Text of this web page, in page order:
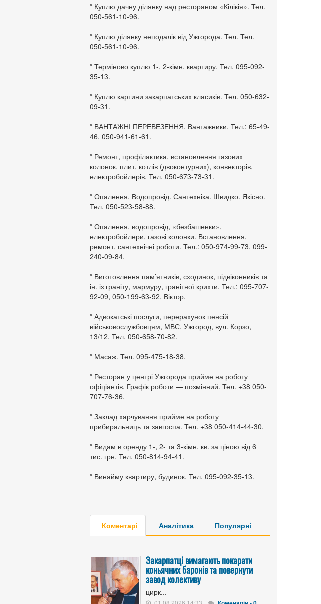
* Куплю дачну ділянку над рестораном «Кілікія». Тел.
050-561-10-96.
* Куплю ділянку неподалік від Ужгорода. Тел. Тел.
050-561-10-96.
* Терміново куплю 1-, 2-кімн. квартиру. Тел. 095-092-
35-13.
* Куплю картини закарпатських класиків. Тел. 050-632-
09-31.
* ВАНТАЖНІ ПЕРЕВЕЗЕННЯ. Вантажники. Тел.: 65-49-
46, 050-941-61-61.
* Ремонт, профілактика, встановлення газових
колонок, плит, котлів (двоконтурних), конвекторів,
електробойлерів. Тел. 050-673-73-31.
* Опалення. Водопровід. Сантехніка. Швидко. Якісно.
Тел. 050-523-58-88.
* Опалення, водопровід, «безбашенки»,
електробойлери, газові колонки. Встановлення,
ремонт, сантехнічні роботи. Тел.: 050-974-99-73, 099-
240-09-84.
* Виготовлення пам’ятників, сходинок, підвіконників та
ін. із граніту, мармуру, гранітної крихти. Тел.: 095-707-
92-09, 050-199-63-92, Віктор.
* Адвокатські послуги, перерахунок пенсій
військовослужбовцям, МВС. Ужгород, вул. Корзо,
13/12. Тел. 050-658-70-82.
* Масаж. Тел. 095-475-18-38.
* Ресторан у центрі Ужгорода прийме на роботу
офіціантів. Графік роботи — позмінний. Тел. +38 050-
707-76-36.
* Заклад харчування прийме на роботу
прибиральниць та завгоспа. Тел. +38 050-414-44-30.
* Видам в оренду 1-, 2- та 3-кімн. кв. за ціною від 6
тис. грн. Тел. 050-814-94-41.
* Винайму квартиру, будинок. Тел. 095-092-35-13.
Коментарі Аналітика Популярні
Закарпатці вимагають покарати
коньячних баронів та повернути
завод колективу
цирк...
01.08.2026 14:33